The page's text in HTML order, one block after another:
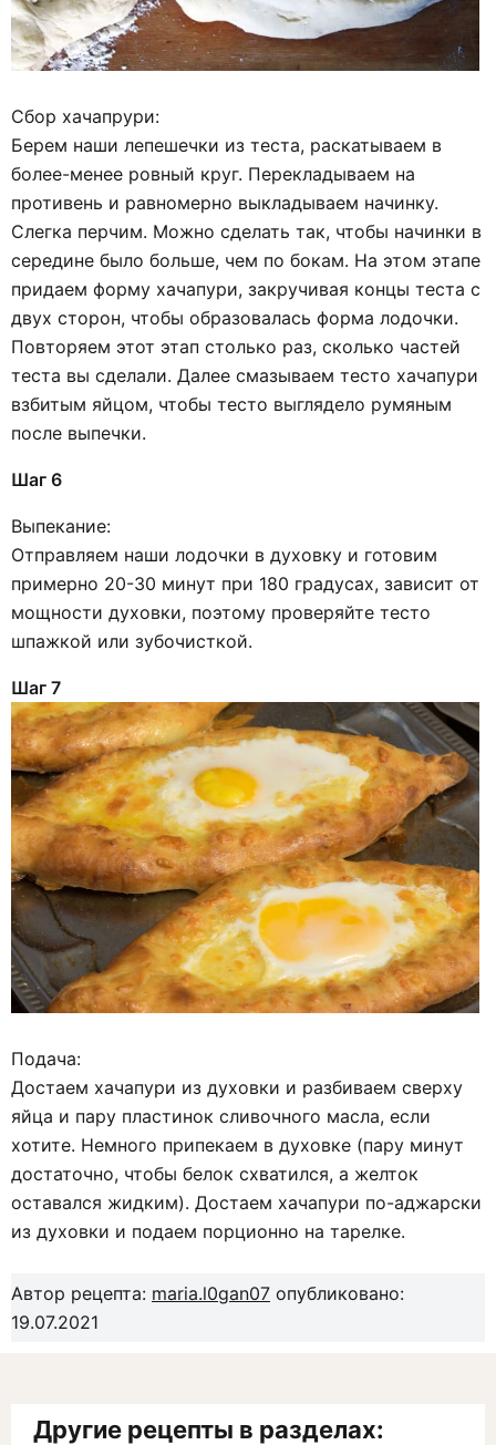
Сбор хачапрури:
Берем наши лепешечки из теста, раскатываем в
более-менее ровный круг. Перекладываем на
противень и равномерно выкладываем начинку.
Слегка перчим. Можно сделать так, чтобы начинки в
середине было больше, чем по бокам. На этом этапе
придаем форму хачапури, закручивая концы теста с
двух сторон, чтобы образовалась форма лодочки.
Повторяем этот этап столько раз, сколько частей
теста вы сделали. Далее смазываем тесто хачапури
взбитым яйцом, чтобы тесто выглядело румяным
после выпечки.
Шаг 6
Выпекание:
Отправляем наши лодочки в духовку и готовим
примерно 20-30 минут при 180 градусах, зависит от
мощности духовки, поэтому проверяйте тесто
шпажкой или зубочисткой.
Шаг 7
Подача:
Достаем хачапури из духовки и разбиваем сверху
яйца и пару пластинок сливочного масла, если
хотите. Немного припекаем в духовке (пару минут
достаточно, чтобы белок схватился, а желток
оставался жидким). Достаем хачапури по-аджарски
из духовки и подаем порционно на тарелке.
Автор рецепта: maria.l0gan07 опубликовано:
19.07.2021
Другие рецепты в разделах: